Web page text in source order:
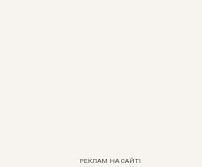
РЕКЛАМ НА САЙТІ